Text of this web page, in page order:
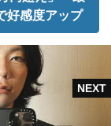
感度アップ